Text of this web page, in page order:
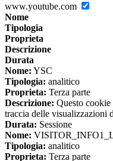
www.youtube.com
Nome
Tipologia
Proprieta
Descrizione
Durata
Nome: YSC
Tipologia: analitico
Proprieta: Terza parte
Descrizione: Questo cookie
traccia delle visualizzazioni
Durata: Sessione
Nome:
Tipologia: analitico
Proprieta: Terza parte